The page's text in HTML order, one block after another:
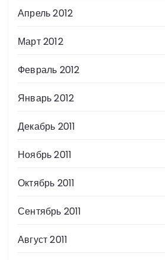
Апрель 2012
Март 2012
Февраль 2012
Январь 2012
Декабрь 2011
Ноябрь 2011
Октябрь 2011
Сентябрь 2011
Август 2011